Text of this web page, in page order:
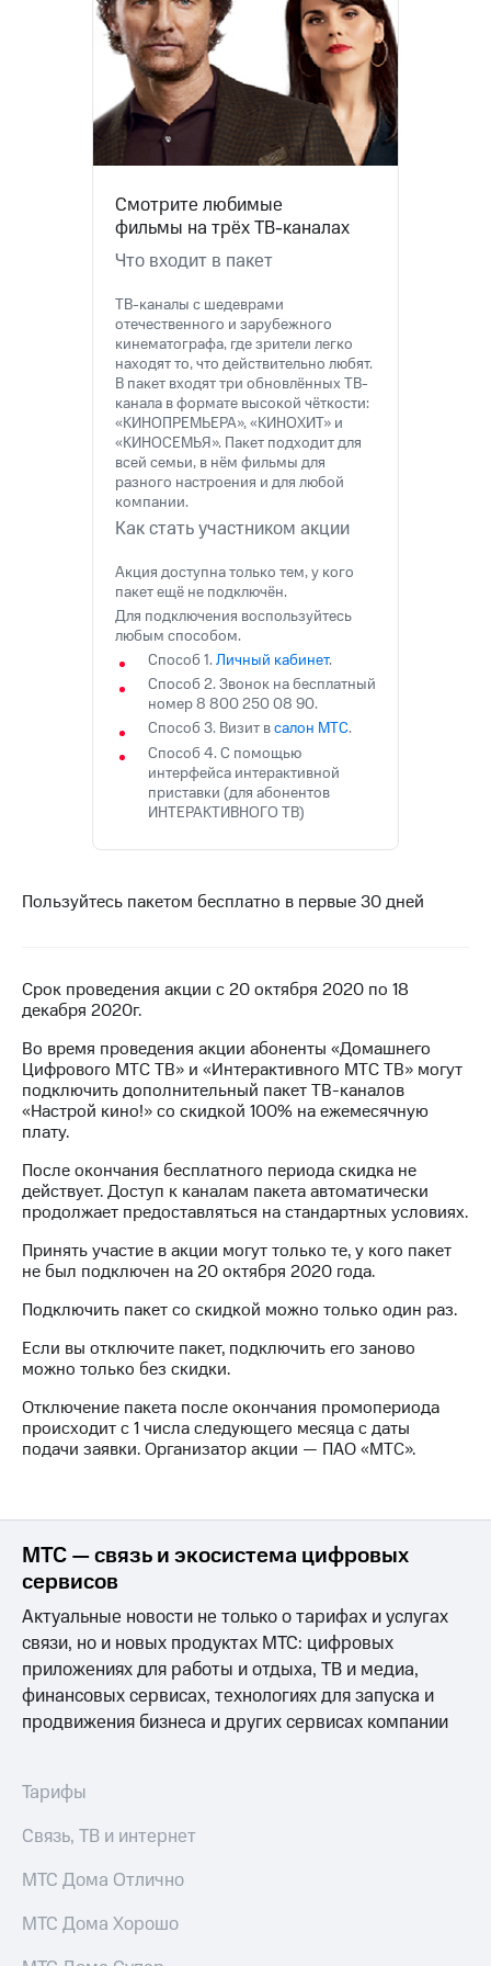
Роуминг
Семейная
группа
Заказать
карту
Оформить
eSIM
SIM-
карта
для
иностранцев
Оформить
чистый
номер
Выбрать
красивый
номер
Заменить
SIM-
карту
Перейти
Выберите
и подключите
тарифом
Тарифы
Акции
Домашний
Домашнее
ТВ
ТВ
Домашний
Перейти
со своим
номером
Premium
Подписка
на гигабайты
интернета,
музыка
и многое
другое
на тарифы,
подписки
доступ
на связь
Тарифы
РИИЛ
и МТС
Супер
дешевле
оплате
с карты
МТС
Деньги
Выберите
и подключите
с выгодным
тарифом
Тарифы
Интернет,
ТВ и телефон
для дома
Услуги
Личный
кабинет
интернета
Личный
кабинет
спутникового
Скачать
приложение
Акции
для дома
мес
МТС
Premium
Подписка
на гигабайты
интернета,
фильмы,
музыка
и многое
группа
на тарифы,
общие
подписки
к геолокации
Сертификаты
безопасности
Всё
под
рукой
в Мой МТС
Посмотрите,
приложении
КИОН
КИОН
Музыка
Смотрите любимые
фильмы на трёх ТВ-каналах
Что входит в пакет
ТВ-каналы с шедеврами
отечественного и зарубежного
кинематографа, где зрители легко
находят то, что действительно любят.
В пакет входят три обновлённых ТВ-
канала в формате высокой чёткости:
«КИНОПРЕМЬЕРА», «КИНОХИТ» и
«КИНОСЕМЬЯ». Пакет подходит для
всей семьи, в нём фильмы для
разного настроения и для любой
компании.
Как стать участником акции
Акция доступна только тем, у кого
пакет ещё не подключён.
Для подключения воспользуйтесь
любым способом.
Способ 1. Личный кабинет.
Способ 2. Звонок на бесплатный
номер 8 800 250 08 90.
Способ 3. Визит всалон МТС.
Способ 4. С помощью
интерфейса интерактивной
приставки (для абонентов
ИНТЕРАКТИВНОГО ТВ)
Пользуйтесь пакетом бесплатно в первые 30 дней
Срок проведения акции с 20 октября 2020 по 18
декабря 2020г.
Во время проведения акции абоненты «Домашнего
Цифрового МТС ТВ» и «Интерактивного МТС ТВ» могут
подключить дополнительный пакет ТВ-каналов
«Настрой кино!» со скидкой 100% на ежемесячную
плату.
После окончания бесплатного периода скидка не
действует. Доступ к каналам пакета автоматически
продолжает предоставляться на стандартных условиях.
Принять участие в акции могут только те, у кого пакет
не был подключен на 20 октября 2020 года.
Подключить пакет со скидкой можно только один раз.
Если вы отключите пакет, подключить его заново
можно только без скидки.
Отключение пакета после окончания промопериода
происходит с 1 числа следующего месяца с даты
подачи заявки. Организатор акции — ПАО «МТС».
МТС — связь и экосистема цифровых
сервисов
Актуальные новости не только о тарифах и услугах
связи, но и новых продуктах МТС: цифровых
приложениях для работы и отдыха, ТВ и медиа,
финансовых сервисах, технологиях для запуска и
продвижения бизнеса и других сервисах компании
Тарифы
Связь, ТВ и интернет
МТС Дома Отлично
МТС Дома Хорошо